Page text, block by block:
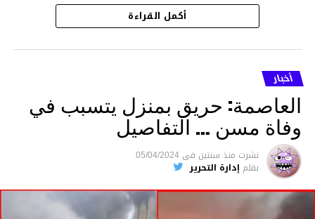
هذا وقد تمكن أعوان مركز الأمن الوطني بحي
هلال في توقيت قياسي من محاصرة المشتبه به
والقبض عليه وإحالته على التحقيق في خصوص
ما نُسبه إليه.
متابعة
قسم الاخبار
أكمل القراءة
أخبار
العاصمة: حريق بمنزل يتسبب في
وفاة مسن … التفاصيل
نشرت منذ سنتين فى 05/04/2024
بقلم إدارة التحرير